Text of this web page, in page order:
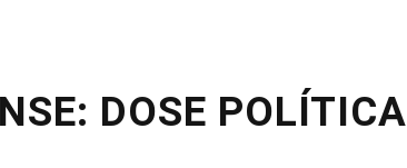
DOSE POLÍTICA